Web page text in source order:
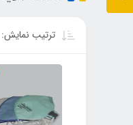
ترتیب نمایش: